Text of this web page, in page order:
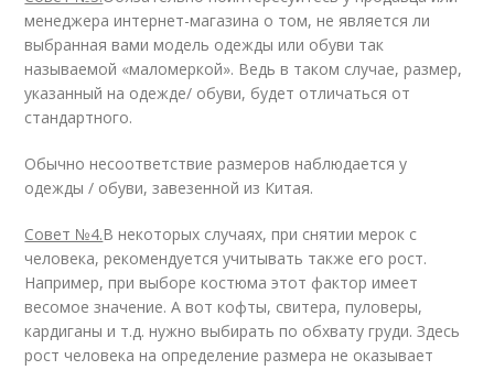
менеджера интернет-магазина о том, не является ли
выбранная вами модель одежды или обуви так
называемой «маломеркой». Ведь в таком случае, размер,
указанный на одежде/ обуви, будет отличаться от
стандартного.
Обычно несоответствие размеров наблюдается у
одежды / обуви, завезенной из Китая.
Совет №4.В некоторых случаях, при снятии мерок с
человека, рекомендуется учитывать также его рост.
Например, при выборе костюма этот фактор имеет
весомое значение. А вот кофты, свитера, пуловеры,
кардиганы и т.д. нужно выбирать по обхвату груди. Здесь
рост человека на определение размера не оказывает